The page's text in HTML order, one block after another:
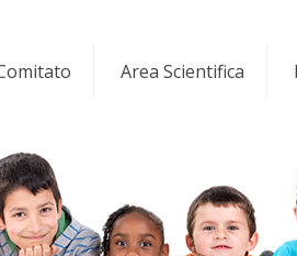
Area Scientifica